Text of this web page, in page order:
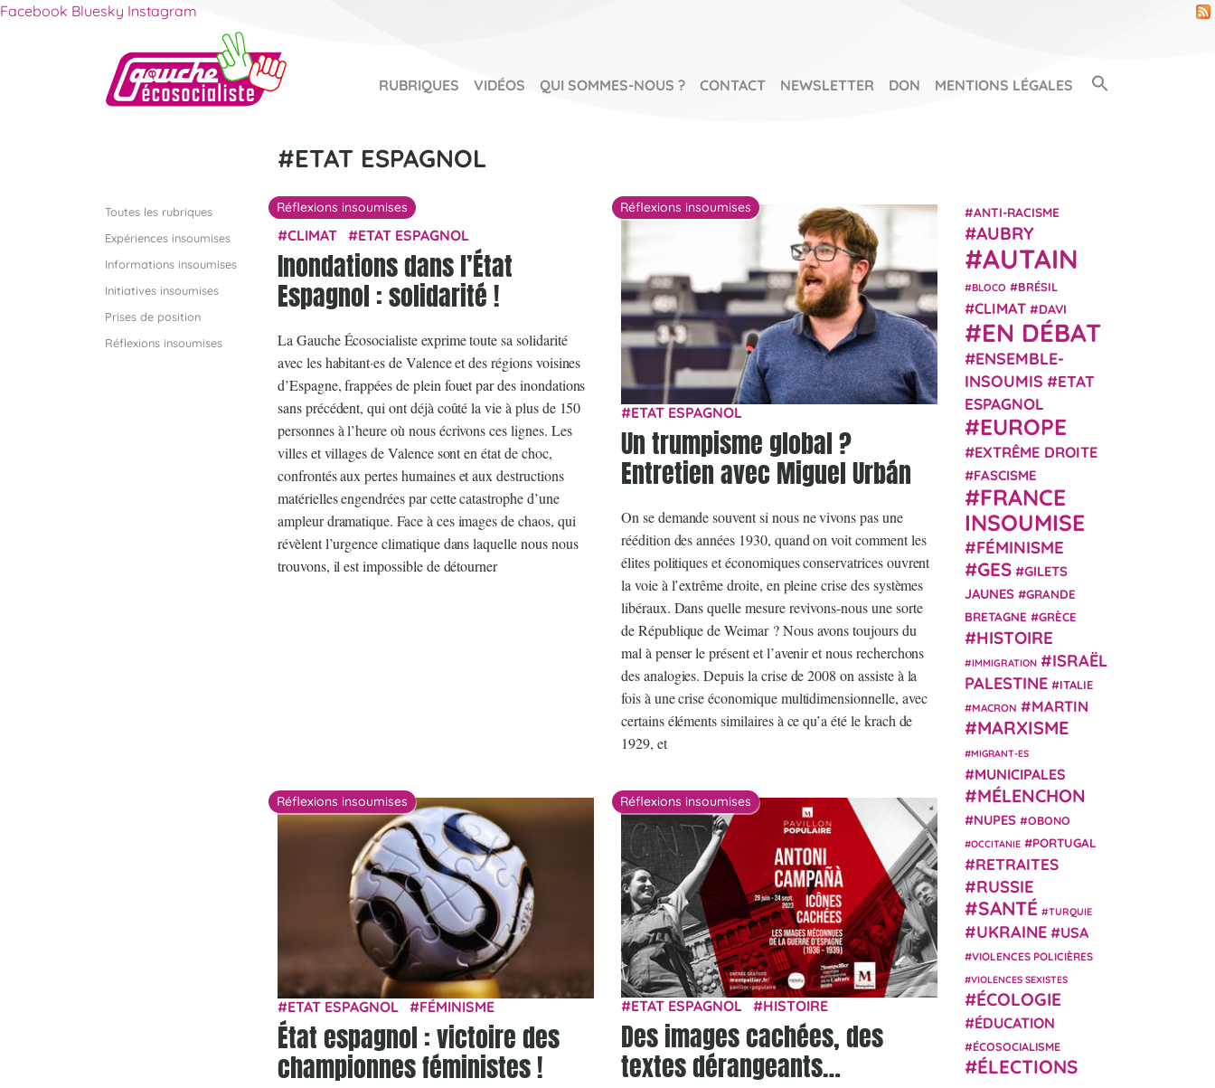
Facebook Bluesky Instagram
RUBRIQUES VIDÉOS QUI SOMMES-NOUS ? CONTACT NEWSLETTER DON MENTIONS LÉGALES
Toutes les rubriques
Expériences insoumises
Informations insoumises
Initiatives insoumises
Prises de position
Réflexions insoumises
ETAT ESPAGNOL
Réflexions insoumises
CLIMAT ETAT ESPAGNOL
Inondations dans l’État
Espagnol : solidarité !
La Gauche Écosocialiste exprime toute sa solidarité
avec les habitant·es de Valence et des régions voisines
d’Espagne, frappées de plein fouet par des inondations
sans précédent, qui ont déjà coûté la vie à plus de 150
personnes à l’heure où nous écrivons ces lignes. Les
villes et villages de Valence sont en état de choc,
confrontés aux pertes humaines et aux destructions
matérielles engendrées par cette catastrophe d’une
ampleur dramatique. Face à ces images de chaos, qui
révèlent l’urgence climatique dans laquelle nous nous
trouvons, il est impossible de détourner
Réflexions insoumises
ETAT ESPAGNOL
Un trumpisme global ?
Entretien avec Miguel Urbán
On se demande souvent si nous ne vivons pas une
réédition des années 1930, quand on voit comment les
élites politiques et économiques conservatrices ouvrent
la voie à l’extrême droite, en pleine crise des systèmes
libéraux. Dans quelle mesure revivons-nous une sorte
de République de Weimar ? Nous avons toujours du
mal à penser le présent et l’avenir et nous recherchons
des analogies. Depuis la crise de 2008 on assiste à la
fois à une crise économique multidimensionnelle, avec
certains éléments similaires à ce qu’a été le krach de
1929, et
Réflexions insoumises
ETAT ESPAGNOL FÉMINISME
État espagnol : victoire des
championnes féministes !
Réflexions insoumises
ETAT ESPAGNOL HISTOIRE
Des images cachées, des
textes dérangeants…
ANTI-RACISME
AUBRY
AUTAIN
BLOCO BRÉSIL
CLIMAT DAVI
EN DÉBAT
ENSEMBLE-
INSOUMIS
ETAT
ESPAGNOL
EUROPE
EXTRÊME DROITE
FASCISME
FRANCE
INSOUMISE
FÉMINISME
GES
GILETS
JAUNES
GRANDE
BRETAGNE
GRÈCE
HISTOIRE
IMMIGRATION
ISRAËL
PALESTINE
ITALIE
MACRON MARTIN
MARXISME
MIGRANT-ES
MUNICIPALES
MÉLENCHON
NUPES OBONO
OCCITANIE PORTUGAL
RETRAITES
RUSSIE
SANTÉ TURQUIE
UKRAINE USA
VIOLENCES POLICIÈRES
VIOLENCES SEXISTES
ÉCOLOGIE
ÉDUCATION
ÉCOSOCIALISME
ÉLECTIONS